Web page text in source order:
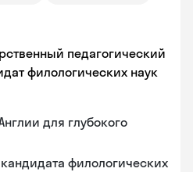
педагогический
филологических наук
для глубокого
филологических